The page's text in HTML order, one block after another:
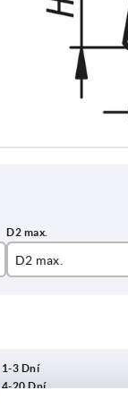
D2 max.
13
1-3 Dní
4-20 Dní